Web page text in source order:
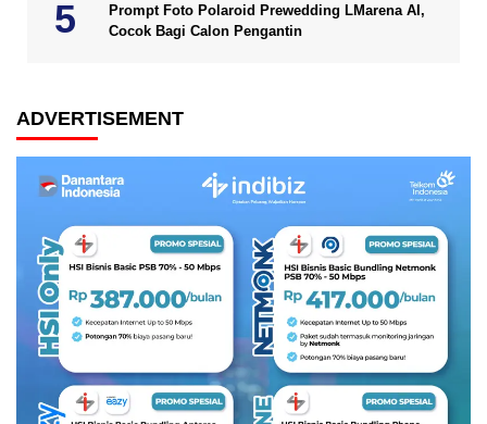
Prompt Foto Polaroid Prewedding LMarena AI,
Cocok Bagi Calon Pengantin
ADVERTISEMENT